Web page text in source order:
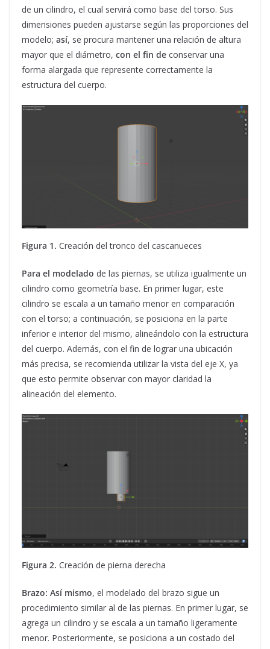
de un cilindro, el cual servirá como base del torso. Sus
dimensiones pueden ajustarse según las proporciones del
modelo; así, se procura mantener una relación de altura
mayor que el diámetro, con el fin de conservar una
forma alargada que represente correctamente la
estructura del cuerpo.
Figura 1. Creación del tronco del cascanueces
Para el modelado de las piernas, se utiliza igualmente un
cilindro como geometría base. En primer lugar, este
cilindro se escala a un tamaño menor en comparación
con el torso; a continuación, se posiciona en la parte
inferior e interior del mismo, alineándolo con la estructura
del cuerpo. Además, con el fin de lograr una ubicación
más precisa, se recomienda utilizar la vista del eje X, ya
que esto permite observar con mayor claridad la
alineación del elemento.
Figura 2. Creación de pierna derecha
Brazo: Así mismo, el modelado del brazo sigue un
procedimiento similar al de las piernas. En primer lugar, se
agrega un cilindro y se escala a un tamaño ligeramente
menor. Posteriormente, se posiciona a un costado del